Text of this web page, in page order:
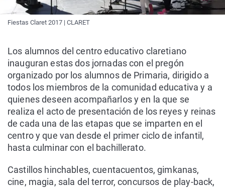
Fiestas Claret 2017 | CLARET
Los alumnos del centro educativo claretiano
inauguran estas dos jornadascon el pregón
organizado por los alumnos de Primaria, dirigido a
todos los miembros de la comunidad educativa y a
quienes deseen acompañarlos y en la que se
realiza el acto de presentación de los reyes y reinas
de cada una de las etapas que se imparten en el
centro y que van desde el primer ciclo de infantil,
hasta culminar con el bachillerato.
Castillos hinchables, cuentacuentos, gimkanas,
cine, magia, sala del terror, concursos de play-back,